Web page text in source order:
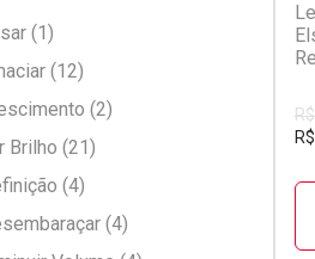
R$
(1)
de Babaçu (2)
de Cacau (1)
de Amla (1)
de Argan (3)
de Coco (5)
(1)
(12)
(2)
Brilho (21)
(4)
(4)